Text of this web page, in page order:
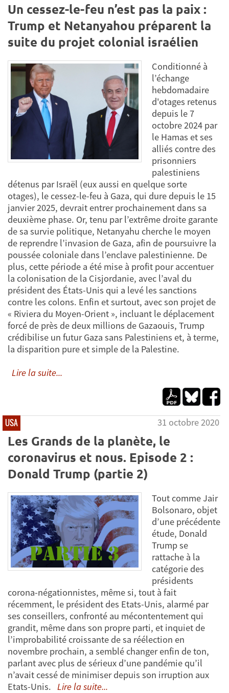
Un cessez-le-feu n’est pas la paix :
Trump et Netanyahou préparent la
suite du projet colonial israélien
Conditionné à
l’échange
hebdomadaire
d'otages retenus
depuis le 7
octobre 2024 par
le Hamas et ses
alliés contre des
prisonniers
palestiniens
détenus par Israël (eux aussi en quelque sorte
otages), le cessez-le-feu à Gaza, qui dure depuis le 15
janvier 2025, devrait entrer prochainement dans sa
deuxième phase. Or, tenu par l’extrême droite garante
de sa survie politique, Netanyahu cherche le moyen
de reprendre l’invasion de Gaza, afin de poursuivre la
poussée coloniale dans l’enclave palestinienne. De
plus, cette période a été mise à profit pour accentuer
la colonisation de la Cisjordanie, avec l’aval du
président des États-Unis qui a levé les sanctions
contre les colons. Enfin et surtout, avec son projet de
« Riviera du Moyen-Orient », incluant le déplacement
forcé de près de deux millions de Gazaouis, Trump
crédibilise un futur Gaza sans Palestiniens et, à terme,
la disparition pure et simple de la Palestine.
Lire la suite...
USA 31 octobre 2020
Les Grands de la planète, le
coronavirus et nous. Episode 2 :
Donald Trump (partie 2)
Tout comme Jair
Bolsonaro, objet
d’une précédente
étude, Donald
Trump se
rattache à la
catégorie des
présidents
corona-négationnistes, même si, tout à fait
récemment, le président des Etats-Unis, alarmé par
ses conseillers, confronté au mécontentement qui
grandit, même dans son propre parti, et inquiet de
l’improbabilité croissante de sa réélection en
novembre prochain, a semblé changer enfin de ton,
parlant avec plus de sérieux d’une pandémie qu’il
n’avait cessé de minimiser depuis son irruption aux
Etats-Unis. Lire la suite...